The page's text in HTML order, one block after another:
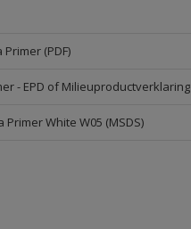
(PDF)
- EPD of Milieuproductverklaring
White W05 (MSDS)